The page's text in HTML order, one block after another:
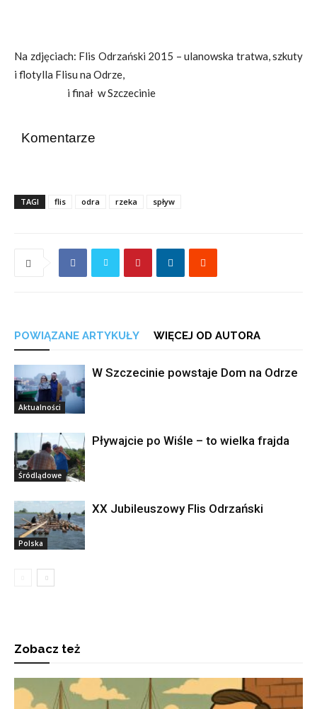
Na zdjęciach: Flis Odrzański 2015 – ulanowska tratwa, szkuty
i flotylla Flisu na Odrze,
i finał w Szczecinie
Komentarze
TAGI flis odra rzeka spływ
POWIĄZANE ARTYKUŁY WIĘCEJ OD AUTORA
Aktualności
W Szczecinie powstaje Dom na Odrze
Śródlądowe
Pływajcie po Wiśle – to wielka frajda
Polska
XX Jubileuszowy Flis Odrzański
Zobacz też